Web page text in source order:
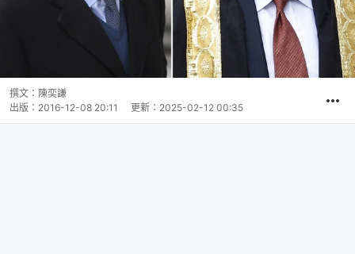
撰文： 陳奕謙
出版： 2016-12-08 20:11 更新： 2025-02-12 00:35